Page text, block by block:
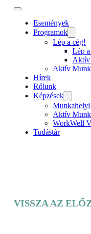
Események
Programok
Lép a cég!
Aktív
Hírek
Rólunk
Képzések